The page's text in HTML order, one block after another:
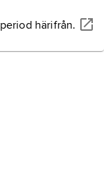
härifrån.